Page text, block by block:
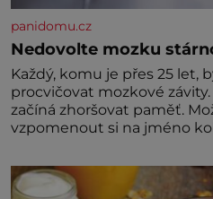
panidomu.cz
Nedovolte mozku
Každý, komu je přes 25 let,
procvičovat mozkové
začíná zhoršovat paměť.
vzpomenout si na jméno
nedávno přečetli. Je to
kdyby se paměť rozhodla